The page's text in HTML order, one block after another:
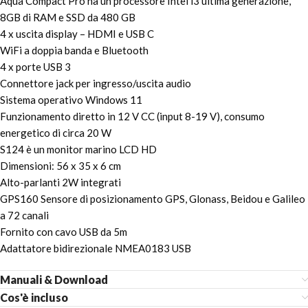
8GB di RAM e SSD da 480 GB
4 x uscita display – HDMI e USB C
WiFi a doppia banda e Bluetooth
4 x porte USB 3
Connettore jack per ingresso/uscita audio
Sistema operativo Windows 11
Funzionamento diretto in 12 V CC (input 8-19 V), consumo
energetico di circa 20 W
S124 è un monitor marino LCD HD
Dimensioni: 56 x 35 x 6 cm
Alto-parlanti 2W integrati
GPS160 Sensore di posizionamento GPS, Glonass, Beidou e Galileo
a 72 canali
Fornito con cavo USB da 5m
Adattatore bidirezionale NMEA0183 USB
Manuali & Download
Cos'è incluso